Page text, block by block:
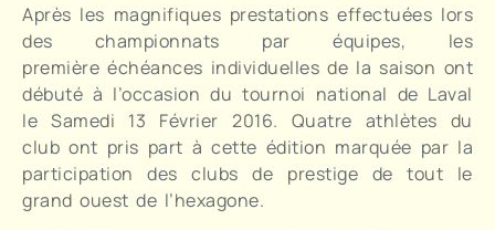
Après les magnifiques prestations effectuées lors
des championnats par équipes, les
première échéances individuelles de la saison ont
débuté à l’occasion du tournoi national de Laval
le Samedi 13 Février 2016. Quatre athlètes du
club ont pris part à cette édition marquée par la
participation des clubs de prestige de tout le
grand ouest de l’hexagone.